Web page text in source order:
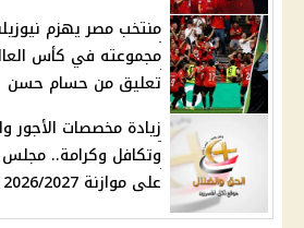
منتخب مصر يهزم
تعليق من حسام حسن
زيادة مخصصات الأجور
وتكافل وكرامة.. مجلس
على موازنة 2026/2027